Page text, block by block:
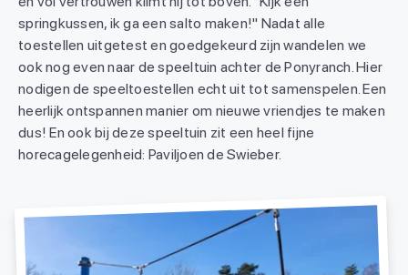
springkussen, ik ga een salto maken!" Nadat alle
toestellen uitgetest en goedgekeurd zijn wandelen we
ook nog even naar de speeltuin achter de Ponyranch. Hier
nodigen de speeltoestellen echt uit tot samenspelen. Een
heerlijk ontspannen manier om nieuwe vriendjes te maken
dus! En ook bij deze speeltuin zit een heel fijne
horecagelegenheid: Paviljoen de Swieber.